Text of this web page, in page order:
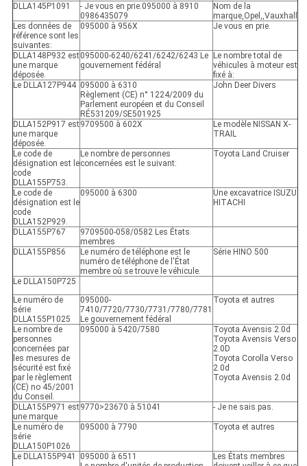
DLLA145P1091
- Je vous en prie.095000 à 8910
0986435079
Nom de la
marque,Opel ,,Vauxhall
Les données de
référence sont les
suivantes:
095000 à 956X Je vous en prie.
DLLA148P932 est
une marque
déposée.
095000-6240/6241/6242/6243 Le
gouvernement fédéral
Le nombre total de
véhicules à moteur est
fixé à:
Le DLLA127P944 095000 à 6310
Règlement (CE) n° 1224/2009 du
Parlement européen et du Conseil
RÉ531209/SE501925
John Deer Divers
DLLA152P917 est
une marque
déposée.
9709500 à 602X
Le modèle NISSAN X-
TRAIL
Le code de
désignation est le
code
DLLA155P753.
Le nombre de personnes
concernées est le suivant:
Toyota Land Cruiser
Le code de
désignation est le
code
DLLA152P929.
095000 à 6300
Une excavatrice ISUZU
HITACHI
DLLA155P767
9709500-058/0582 Les États
membres
DLLA155P856
Le numéro de téléphone est le
numéro de téléphone de l'État
membre où se trouve le véhicule.
Série HINO 500
Le DLLA150P725
Le numéro de
série
DLLA155P1025
095000-
7410/7720/7730/7731/7780/7781
Le gouvernement fédéral
Toyota et autres
Le nombre de
personnes
concernées par
les mesures de
sécurité est fixé
par le règlement
(CE) no 45/2001
du Conseil.
095000 à 5420/7580
Toyota Avensis 2.0d
Toyota Avensis Verso
2.0D
Toyota Corolla Verso
2.0d
Toyota Avensis 2.0d
DLLA155P971 est
une marque
9770>23670 à 51041 - Je ne sais pas.
Le numéro de
série
DLLA150P1026
095000 à 7790 Toyota et autres
Le DLLA155P941
095000 à 6511
Les États membres